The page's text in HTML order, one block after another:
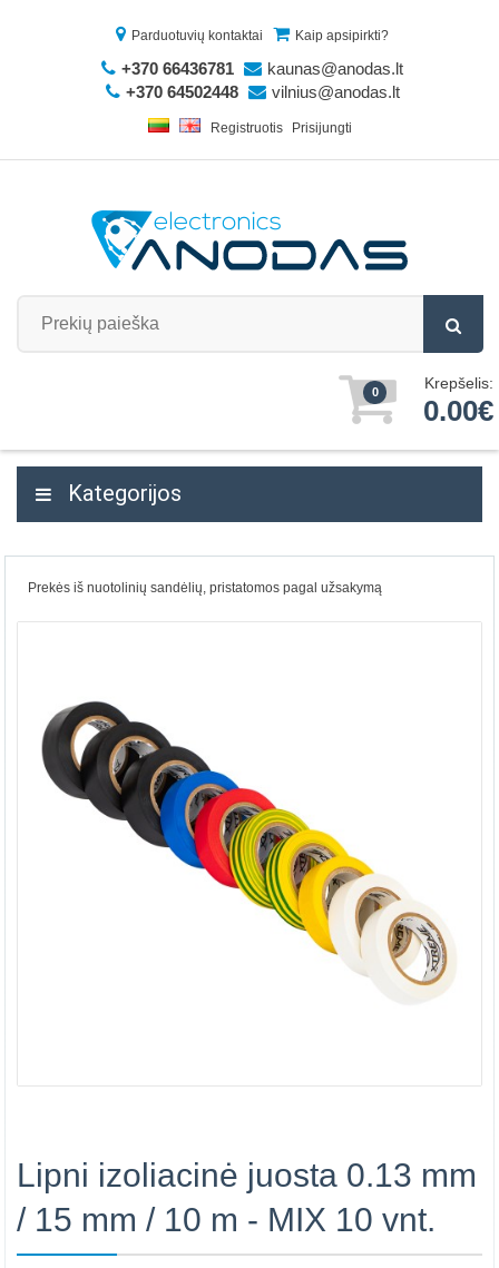
Parduotuvių kontaktai Kaip apsipirkti?
+370 66436781
kaunas@anodas.lt
+370 64502448
vilnius@anodas.lt
Registruotis Prisijungti
0 Krepšelis:
0.00€
Kategorijos
Prekės iš nuotolinių sandėlių, pristatomos pagal užsakymą
Lipni izoliacinė juosta 0.13 mm
/ 15 mm / 10 m - MIX 10 vnt.